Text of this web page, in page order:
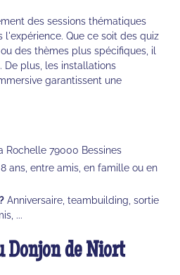
des sessions thématiques
Que ce soit des quiz
des thèmes plus spécifiques, il
De plus, les installations
garantissent une
Rochelle 79000 Bessines
ans, entre amis, en famille ou en
Anniversaire, teambuilding, sortie
...
Donjon de Niort